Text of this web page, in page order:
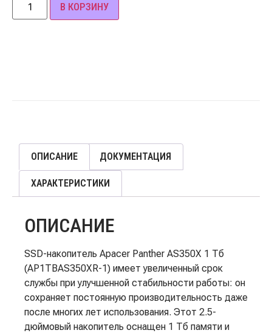
В КОРЗИНУ
ОПИСАНИЕ ДОКУМЕНТАЦИЯ
ХАРАКТЕРИСТИКИ
ОПИСАНИЕ
SSD-накопитель Apacer Panther AS350X 1 Тб
(AP1TBAS350XR-1) имеет увеличенный срок
службы при улучшенной стабильности работы: он
сохраняет постоянную производительность даже
после многих лет использования. Этот 2.5-
дюймовый накопитель оснащен 1 Тб памяти и